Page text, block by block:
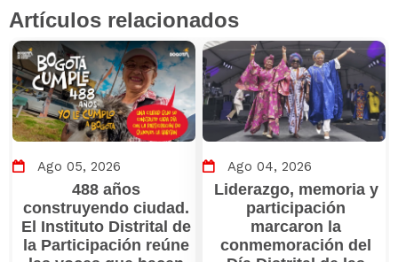
Artículos relacionados
Ago 05, 2026
488 años
construyendo ciudad.
El Instituto Distrital de
la Participación reúne
Ago 04, 2026
Liderazgo, memoria y
participación
marcaron la
conmemoración del